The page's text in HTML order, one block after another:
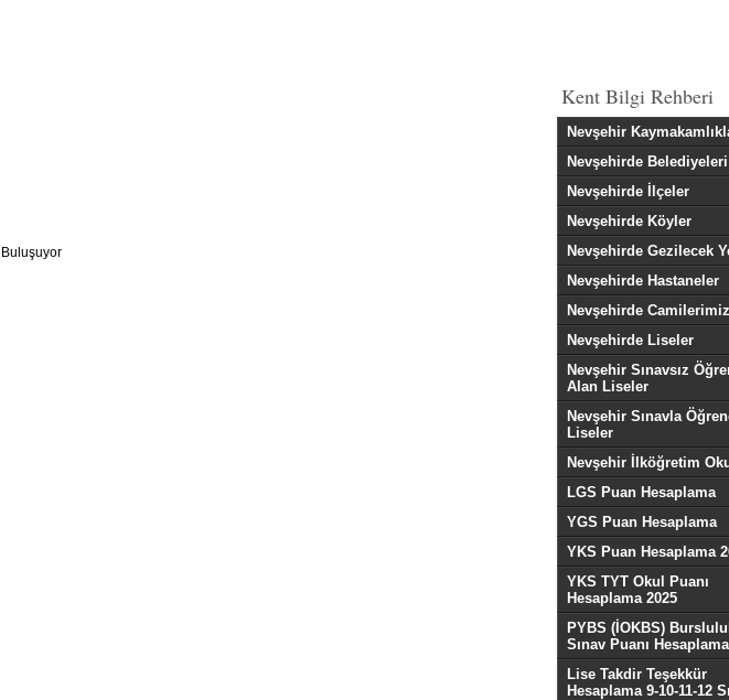
Kent Bilgi Rehberi
Nevşehir
Nevşehirde Belediyeleri
Nevşehirde İlçeler
Nevşehirde Köyler
Nevşehirde Gezilecek
Nevşehirde Hastaneler
Nevşehirde Camilerimiz
Nevşehirde Liseler
Nevşehir Sınavsız
Alan Liseler
Nevşehir Sınavla
Liseler
Nevşehir İlköğretim
LGS Puan Hesaplama
YGS Puan Hesaplama
YKS Puan Hesaplama
YKS TYT Okul Puanı
Hesaplama 2025
PYBS (İOKBS)
Sınav Puanı Hesaplama
Lise Takdir Teşekkür
Hesaplama 9-10-11-12